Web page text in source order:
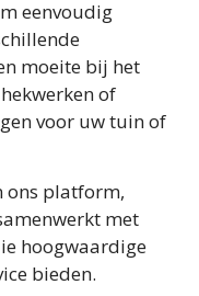
eenvoudig
moeite bij het
of
voor uw tuin of
ons platform,
met
hoogwaardige
bieden.